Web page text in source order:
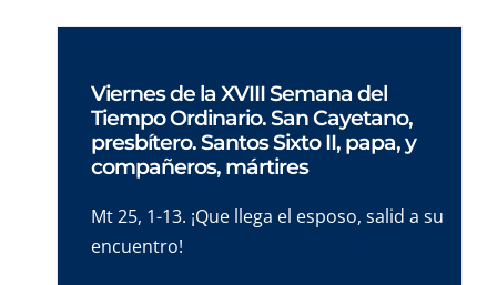
Viernes de la XVIII Semana del
Tiempo Ordinario. San Cayetano,
presbítero. Santos Sixto II, papa, y
compañeros, mártires
Mt 25, 1-13. ¡Que llega el esposo, salid a su
encuentro!